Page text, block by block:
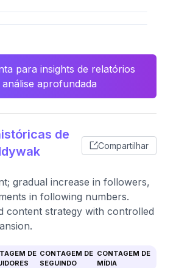
para insights de relatórios
aprofundada
de
Compartilhar
gradual increase in followers,
in following numbers.
content strategy with controlled
DE CONTAGEM DE
SEGUINDO
CONTAGEM DE
MÍDIA